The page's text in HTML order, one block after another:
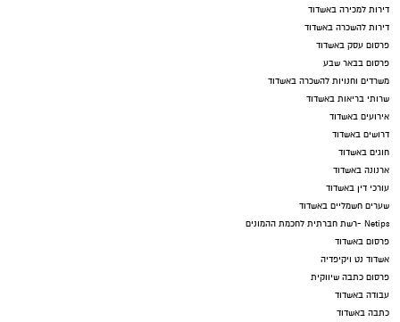
דירות למכירה באשדוד
דירות להשכרה באשדוד
פרסום עסק באשדוד
פרסום בבאר שבע
משרדים וחנויות להשכרה באשדוד
שרותי בריאות באשדוד
אירועים באשדוד
דרושים באשדוד
חוגים באשדוד
ארנונה באשדוד
עורכי דין באשדוד
שערים חשמליים באשדוד
Netips -רשת חברתית לחכמת ההמונים
פרסום באשדוד
אשדוד נט ויקיפדיה
פרסום כתבה שיווקית
עבודה באשדוד
כתבה באשדוד